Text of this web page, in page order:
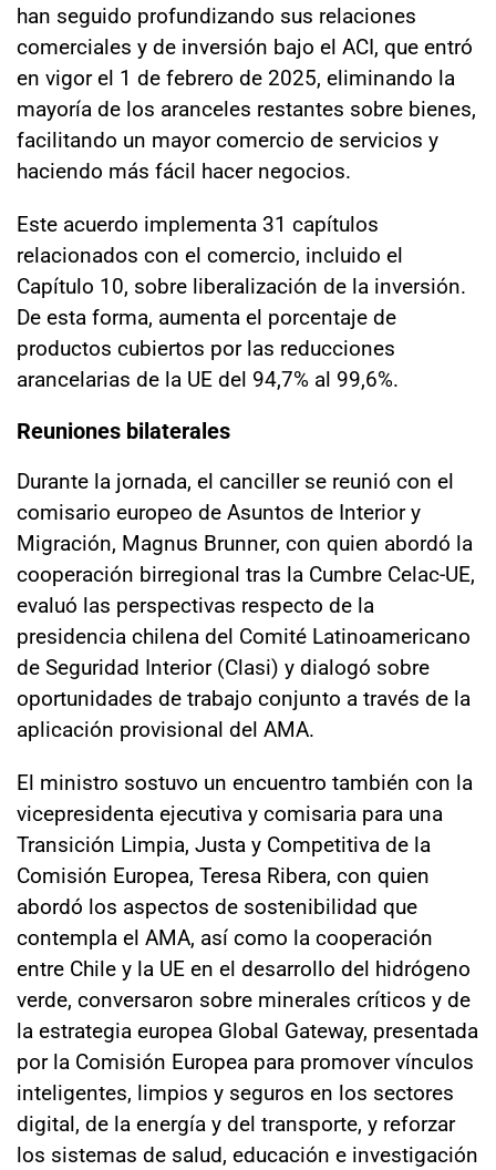
han seguido profundizando sus relaciones
comerciales y de inversión bajo el ACI, que entró
en vigor el 1 de febrero de 2025, eliminando la
mayoría de los aranceles restantes sobre bienes,
facilitando un mayor comercio de servicios y
haciendo más fácil hacer negocios.
Este acuerdo implementa 31 capítulos
relacionados con el comercio, incluido el
Capítulo 10, sobre liberalización de la inversión.
De esta forma, aumenta el porcentaje de
productos cubiertos por las reducciones
arancelarias de la UE del 94,7% al 99,6%.
Reuniones bilaterales
Durante la jornada, el canciller se reunió con el
comisario europeo de Asuntos de Interior y
Migración, Magnus Brunner, con quien abordó la
cooperación birregional tras la Cumbre Celac-UE,
evaluó las perspectivas respecto de la
presidencia chilena del Comité Latinoamericano
de Seguridad Interior (Clasi) y dialogó sobre
oportunidades de trabajo conjunto a través de la
aplicación provisional del AMA.
El ministro sostuvo un encuentro también con la
vicepresidenta ejecutiva y comisaria para una
Transición Limpia, Justa y Competitiva de la
Comisión Europea, Teresa Ribera, con quien
abordó los aspectos de sostenibilidad que
contempla el AMA, así como la cooperación
entre Chile y la UE en el desarrollo del hidrógeno
verde, conversaron sobre minerales críticos y de
la estrategia europea Global Gateway, presentada
por la Comisión Europea para promover vínculos
inteligentes, limpios y seguros en los sectores
digital, de la energía y del transporte, y reforzar
los sistemas de salud, educación e investigación